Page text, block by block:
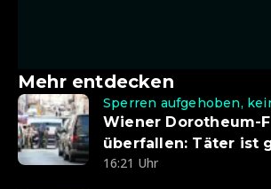
Mehr entdecken
Sperren aufgehoben,
Wiener Dorotheum-
überfallen: Täter ist
16:21 Uhr